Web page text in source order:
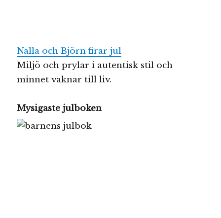
Nalla och Björn firar jul
Miljö och prylar i autentisk stil och
minnet vaknar till liv.
Mysigaste julboken